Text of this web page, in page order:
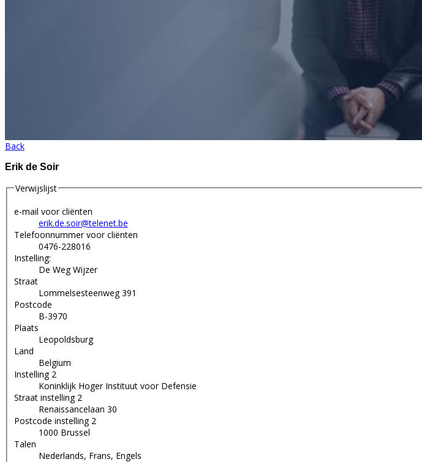
Back
Erik de Soir
Verwijslijst
e-mail voor cliënten
erik.de.soir@telenet.be
Telefoonnummer voor cliënten
0476-228016
Instelling:
De Weg Wijzer
Straat
Lommelsesteenweg 391
Postcode
B-3970
Plaats
Leopoldsburg
Land
Belgium
Instelling 2
Koninklijk Hoger Instituut voor Defensie
Straat instelling 2
Renaissancelaan 30
Postcode instelling 2
1000 Brussel
Talen
Nederlands, Frans, Engels